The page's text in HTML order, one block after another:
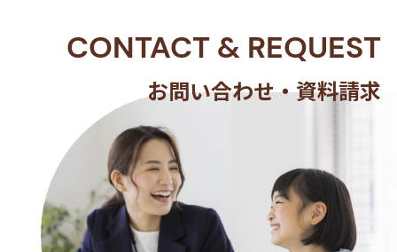
CONTACT & REQUEST
お問い合わせ・資料請求